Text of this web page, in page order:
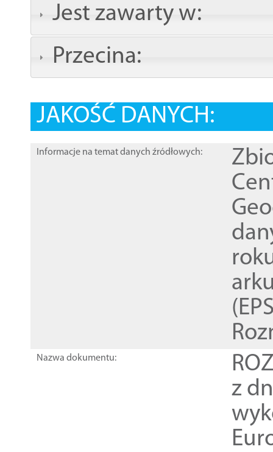
Jest zawarty w:
Przecina:
JAKOŚĆ DANYCH:
Informacje na temat danych źródłowych:
Nazwa dokumentu:
z